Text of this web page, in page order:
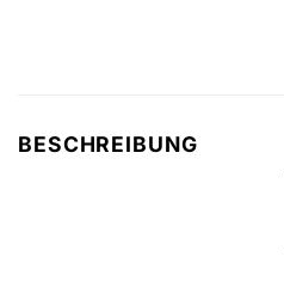
BESCHREIBUNG